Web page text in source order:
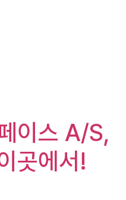
이스 A/S,
곳에서!